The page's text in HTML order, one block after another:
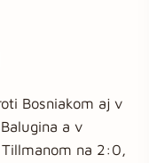
Bosniakom aj v
a v
na 2:0,